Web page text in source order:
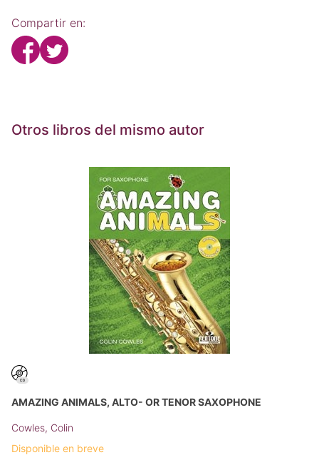
Compartir en:
Otros libros del mismo autor
AMAZING ANIMALS, ALTO- OR TENOR SAXOPHONE
Cowles, Colin
Disponible en breve